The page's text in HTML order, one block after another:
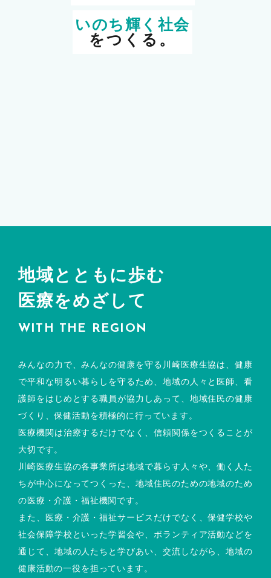
いのち輝く社会
をつくる。
地域とともに歩む
医療をめざして
WITH THE REGION
みんなの力で、みんなの健康を守る川崎医療生協は、健康
で平和な明るい暮らしを守るため、地域の人々と医師、看
護師をはじめとする職員が協力しあって、地域住民の健康
づくり、保健活動を積極的に行っています。
医療機関は治療するだけでなく、信頼関係をつくることが
大切です。
川崎医療生協の各事業所は地域で暮らす人々や、働く人た
ちが中心になってつくった、地域住民のための地域のため
の医療・介護・福祉機関です。
また、医療・介護・福祉サービスだけでなく、保健学校や
社会保障学校といった学習会や、ボランティア活動などを
通じて、地域の人たちと学びあい、交流しながら、地域の
健康活動の一役を担っています。